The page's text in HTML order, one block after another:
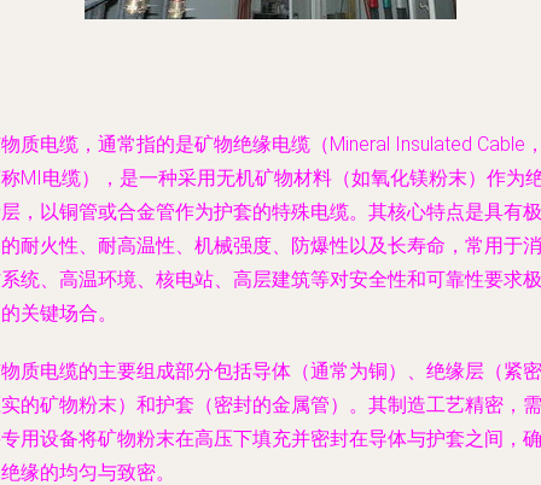
质电缆，通常指的是矿物绝缘电缆（Mineral Insulated Cable
MI电缆），是一种采用无机矿物材料（如氧化镁粉末）作为
，以铜管或合金管作为护套的特殊电缆。其核心特点是具有极
耐火性、耐高温性、机械强度、防爆性以及长寿命，常用于消
统、高温环境、核电站、高层建筑等对安全性和可靠性要求极
关键场合。
质电缆的主要组成部分包括导体（通常为铜）、绝缘层（紧密
的矿物粉末）和护套（密封的金属管）。其制造工艺精密，需
用设备将矿物粉末在高压下填充并密封在导体与护套之间，确
缘的均匀与致密。